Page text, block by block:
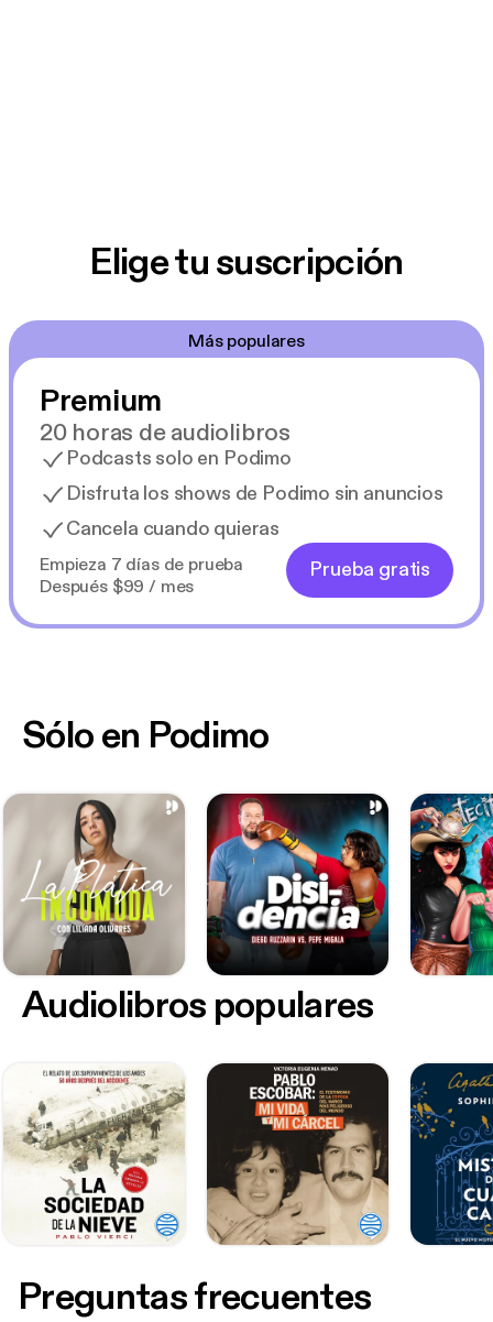
Elige tu suscripción
Más populares
Premium
20 horas de audiolibros
Podcasts solo en Podimo
Disfruta los shows de Podimo sin anuncios
Cancela cuando quieras
Empieza 7 días de prueba
Después $99 / mes
Prueba gratis
Sólo en Podimo
Audiolibros populares
Preguntas frecuentes